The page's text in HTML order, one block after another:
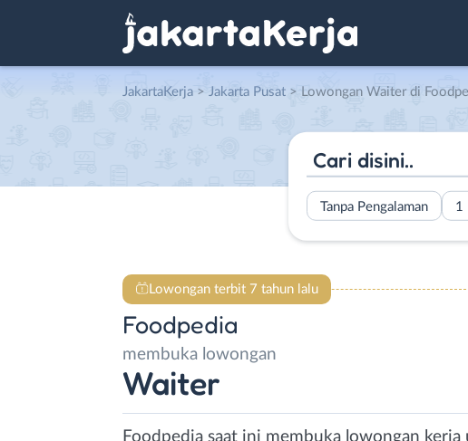
JakartaKerja > Jakarta Pusat > Lowongan Waiter di
Tanpa Pengalaman 1
Lowongan terbit 7 tahun lalu
Foodpedia
membuka lowongan
Waiter
Foodpedia saat ini membuka lowongan